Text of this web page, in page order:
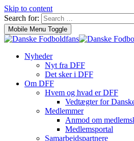
Skip to content
Search for:
Mobile Menu Toggle
Nyheder
Nyt fra DFF
Det sker i DFF
Om DFF
Hvem og hvad er DFF
Vedtægter for
Medlemmer
Anmod om
Medlemsportal
Samarbejdspartnere